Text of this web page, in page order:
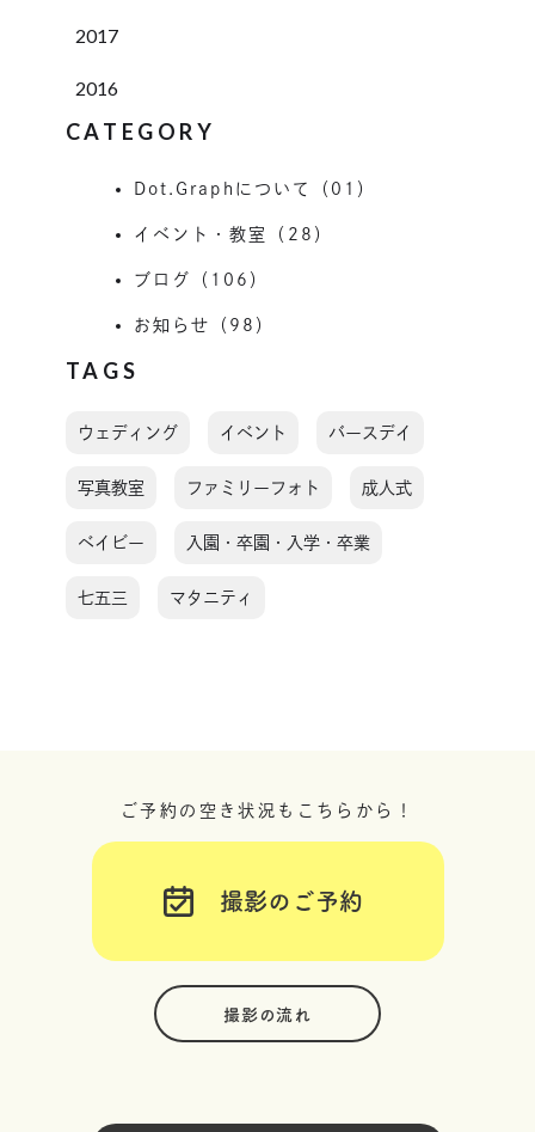
2017
2016
CATEGORY
Dot.Graphについて（01）
イベント・教室（28）
ブログ（106）
お知らせ（98）
TAGS
ウェディング イベント バースデイ
写真教室 ファミリーフォト 成人式
ベイビー 入園・卒園・入学・卒業
七五三 マタニティ
ご予約の空き状況もこちらから！
撮影のご予約
撮影の流れ